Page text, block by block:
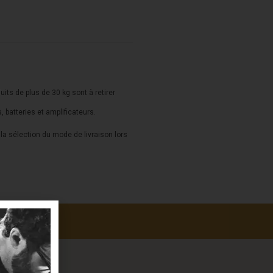
de plus de 30 kg sont à retirer
batteries et amplificateurs.
sélection du mode de livraison lors